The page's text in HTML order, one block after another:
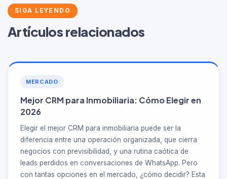
SIGA LEYENDO
Artículos relacionados
MERCADO
Mejor CRM para Inmobiliaria: Cómo Elegir en
2026
Elegir el mejor CRM para inmobiliaria puede ser la
diferencia entre una operación organizada, que cierra
negocios con previsibilidad, y una rutina caótica de
leads perdidos en conversaciones de WhatsApp. Pero
con tantas opciones en el mercado, ¿cómo decidir? Esta